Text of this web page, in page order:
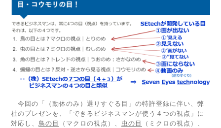
今回の「（動体のみ）選りすぐる目」の特許登録に伴い、弊
社のプレゼンを、「できるビジネスマンが使う４つの視点」に
対応し、 鳥の目 （マクロの視点）、 虫の目
（ミクロの視点）、